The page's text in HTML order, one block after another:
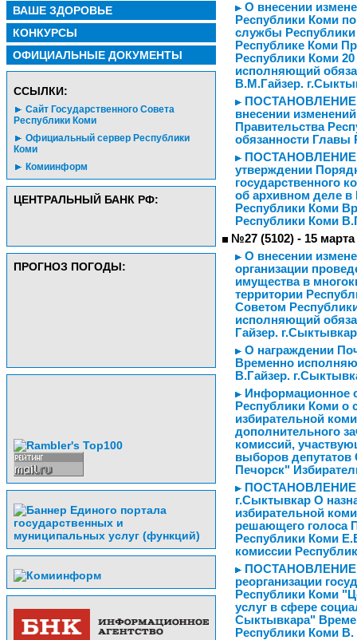
ВАШЕ ЗДОРОВЬЕ
КОНКУРСЫ
ОФИЦИАЛЬНЫЕ ДОКУМЕНТЫ
CСЫЛКИ:
Сайт Государственного Совета
Республики Коми
Официальный сервер Республики
Коми
Комиинформ
ЦЕНТРАЛЬНЫЙ БАНК РФ:
ПРОГНОЗ ПОГОДЫ:
О внесении
Республики Коми
службы
Республике Коми
Республики Коми
исполняющий
В.М.Гайзер.
ПОСТАНОВЛЕНИЕ
внесении
Правительства
обязанности Главы
ПОСТАНОВЛЕНИЕ
утверждении
государственного
об архивном деле в
Республики Коми
Республики Коми
№27 (5102) - 15 марта
О внесении
организации
имущества в
территории
Советом
исполняющий
Гайзер.
О награждении
Временно
В.Гайзер.
Информационное
Республики Коми о
избирательной
дополнительного
комиссий,
выборов депутатов
Печорск"
ПОСТАНОВЛЕНИЕ
г.Сыктывкар О
избирательной
решающего голоса
Республики Коми
комиссии
ПОСТАНОВЛЕНИЕ
реорганизации
Республики Коми
услуг в сфере
Сыктывкара"
Республики Коми В.